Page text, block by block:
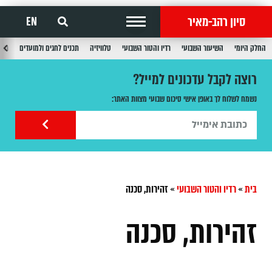
סיון רהב-מאיר EN
החלק היומי השיעור השבועי רדיו והטור השבועי טלוויזיה תכנים לחגים ולמועדים
רוצה לקבל עדכונים למייל?
נשמח לשלוח לך באופן אישי סיכום שבועי מצוות האתר:
בית»רדיו והטור השבועי»זהירות, סכנה
זהירות, סכנה